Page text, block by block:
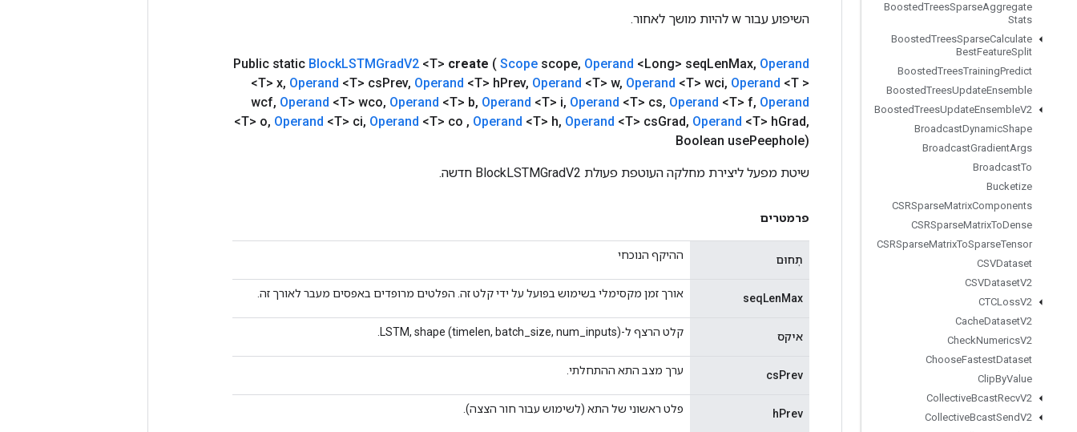
BoostedTreesSparseAggregate
Stats
BoostedTreesSparseCalculate
BestFeatureSplit
BoostedTreesTrainingPredict
BoostedTreesUpdateEnsemble
BoostedTreesUpdateEnsembleV2
BroadcastDynamicShape
BroadcastGradientArgs
BroadcastTo
Bucketize
CSRSparseMatrixComponents
CSRSparseMatrixToDense
CSRSparseMatrixToSparseTensor
CSVDataset
CSVDatasetV2
CTCLossV2
CacheDatasetV2
CheckNumericsV2
ChooseFastestDataset
ClipByValue
CollectiveBcastRecvV2
CollectiveBcastSendV2
השיפוע עבור w להיות מושך לאחור.
Public static BlockLSTMGradV2 <T> create ( Scope scope, Operand <Long> seqLenMax, Operand
<T> x, Operand <T> csPrev, Operand <T> hPrev, Operand <T> w, Operand <T> wci, Operand <T >
wcf, Operand <T> wco, Operand <T> b, Operand <T> i, Operand <T> cs, Operand <T> f, Operand
<T> o, Operand <T> ci, Operand <T> co , Operand <T> h, Operand <T> csGrad, Operand <T> hGrad,
Boolean usePeephole)
שיטת מפעל ליצירת מחלקה העוטפת פעולת BlockLSTMGradV2 חדשה.
פרמטרים
תְחוּם ההיקף הנוכחי
seqLenMax אורך זמן מקסימלי בשימוש בפועל על ידי קלט זה. הפלטים מרופדים באפסים מעבר לאורך זה.
איקס קלט הרצף ל-LSTM, shape (timelen, batch_size, num_inputs).
csPrev ערך מצב התא ההתחלתי.
hPrev פלט ראשוני של התא (לשימוש עבור חור הצצה).